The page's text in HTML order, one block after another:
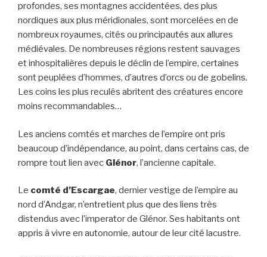
profondes, ses montagnes accidentées, des plus
nordiques aux plus méridionales, sont morcelées en de
nombreux royaumes, cités ou principautés aux allures
médiévales. De nombreuses régions restent sauvages
et inhospitalières depuis le déclin de l’empire, certaines
sont peuplées d’hommes, d’autres d’orcs ou de gobelins.
Les coins les plus reculés abritent des créatures encore
moins recommandables…
Les anciens comtés et marches de l’empire ont pris
beaucoup d’indépendance, au point, dans certains cas, de
rompre tout lien avec Glénor, l’ancienne capitale.
Le comté d’Escargae, dernier vestige de l’empire au
nord d’Andgar, n’entretient plus que des liens très
distendus avec l’imperator de Glénor. Ses habitants ont
appris à vivre en autonomie, autour de leur cité lacustre.